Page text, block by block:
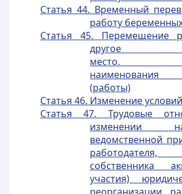
Статья 44. Временный
работу
Статья 45. Перемещение
другое
место.
наименования
(работы)
Статья 46. Изменение
Статья 47. Трудовые
изменении
ведомственной
собственника
участия)